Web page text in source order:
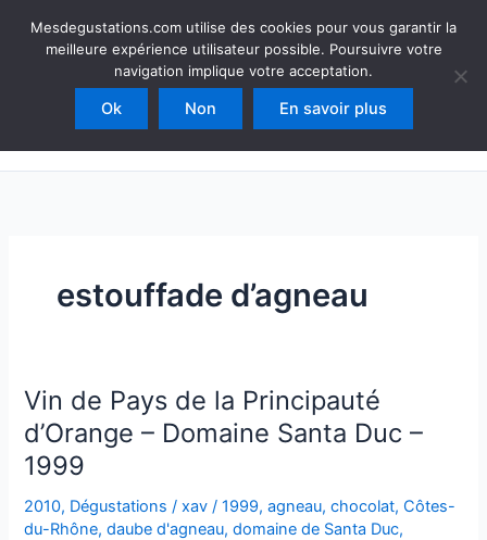
Mesdegustations
Dégustations, accords & autour du vin
Rechercher
estouffade d’agneau
Vin de Pays de la Principauté
d’Orange – Domaine Santa Duc –
1999
2010, Dégustations /xav/1999,agneau,chocolat,Côtes-
du-Rhône,daube d'agneau,domaine de Santa Duc,
Mesdegustations.com utilise des cookies pour vous garantir la
meilleure expérience utilisateur possible. Poursuivre votre
navigation implique votre acceptation.
Ok Non En savoir plus